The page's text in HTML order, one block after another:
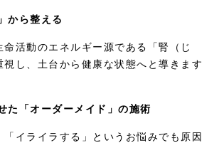
から整える
活動のエネルギー源である「腎（じ
視し、土台から健康な状態へと導きます
た「オーダーメイド」の施術
「イライラする」というお悩みでも原因